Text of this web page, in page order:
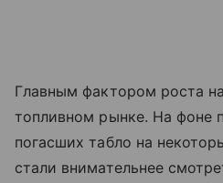
Главным фактором роста
топливном рынке. На фоне
погасших табло на
стали внимательнее